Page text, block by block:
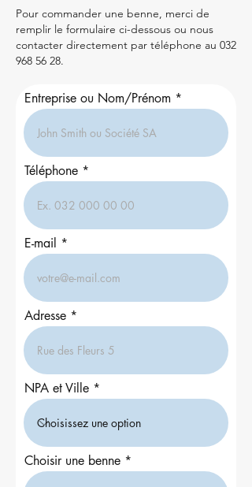
Pour commander une benne, merci de
remplir le formulaire ci-dessous ou nous
contacter directement par téléphone au 032
968 56 28.
Entreprise ou Nom/Prénom
Téléphone
E-mail
Adresse
NPA et Ville
Choisir une benne